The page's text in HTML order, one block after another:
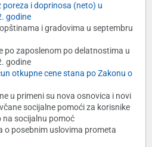
poreza i doprinosa (neto) u
godine
i gradovima u septembru
po zaposlenom po delatnostima u
godine
otkupne cene stana po Zakonu o
u primeni su nova osnovica i novi
socijalne pomoći za korisnike
na socijalnu pomoć
o posebnim uslovima prometa